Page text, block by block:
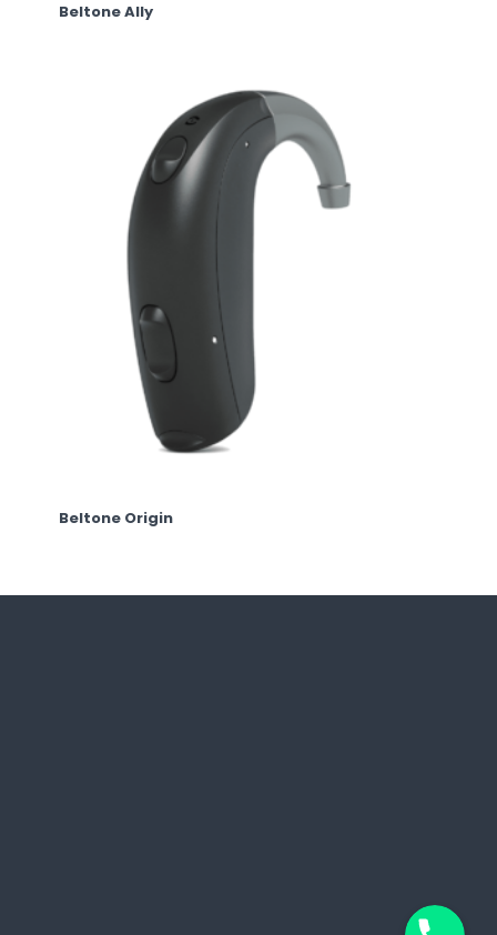
Beltone Ally
Beltone Origin
Phone